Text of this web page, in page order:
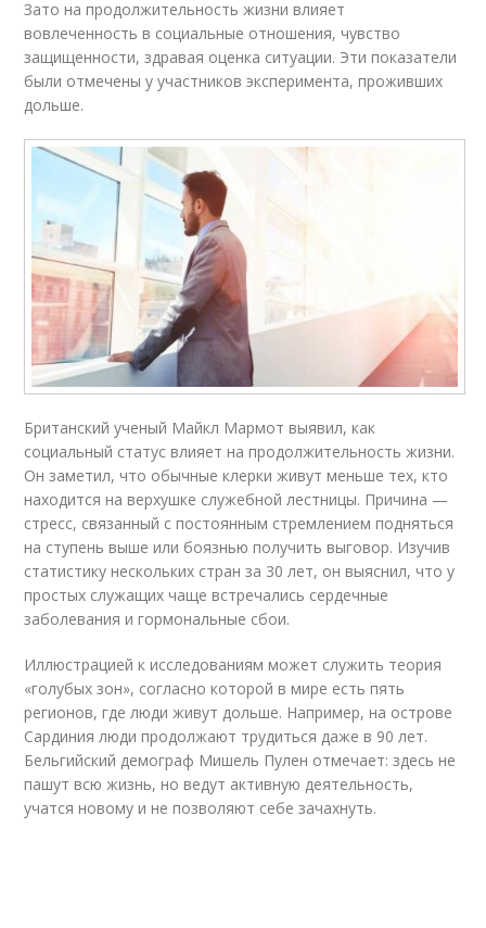
Зато на продолжительность жизни влияет
вовлеченность в социальные отношения, чувство
защищенности, здравая оценка ситуации. Эти показатели
были отмечены у участников эксперимента, проживших
дольше.
Британский ученый Майкл Мармот выявил, как
социальный статус влияет на продолжительность жизни.
Он заметил, что обычные клерки живут меньше тех, кто
находится на верхушке служебной лестницы. Причина —
стресс, связанный с постоянным стремлением подняться
на ступень выше или боязнью получить выговор. Изучив
статистику нескольких стран за 30 лет, он выяснил, что у
простых служащих чаще встречались сердечные
заболевания и гормональные сбои.
Иллюстрацией к исследованиям может служить теория
«голубых зон», согласно которой в мире есть пять
регионов, где люди живут дольше. Например, на острове
Сардиния люди продолжают трудиться даже в 90 лет.
Бельгийский демограф Мишель Пулен отмечает: здесь не
пашут всю жизнь, но ведут активную деятельность,
учатся новому и не позволяют себе зачахнуть.